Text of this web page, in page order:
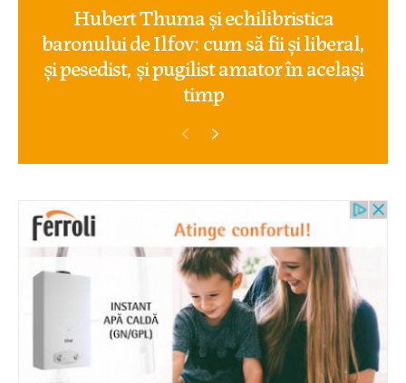
Hubert Thuma și echilibristica
baronului de Ilfov: cum să fii și liberal,
și pesedist, și pugilist amator în același
timp